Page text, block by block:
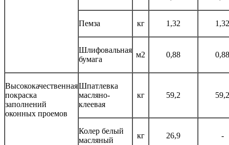
Пемза кг 1,32 1,32
Шлифовальная
бумага
м2 0,88 0,88
Высококачественная
покраска
заполнений
оконных проемов
Шпатлевка
масляно-
клеевая
кг 59,2 59,2
Колер белый
масляный
кг 26,9 -